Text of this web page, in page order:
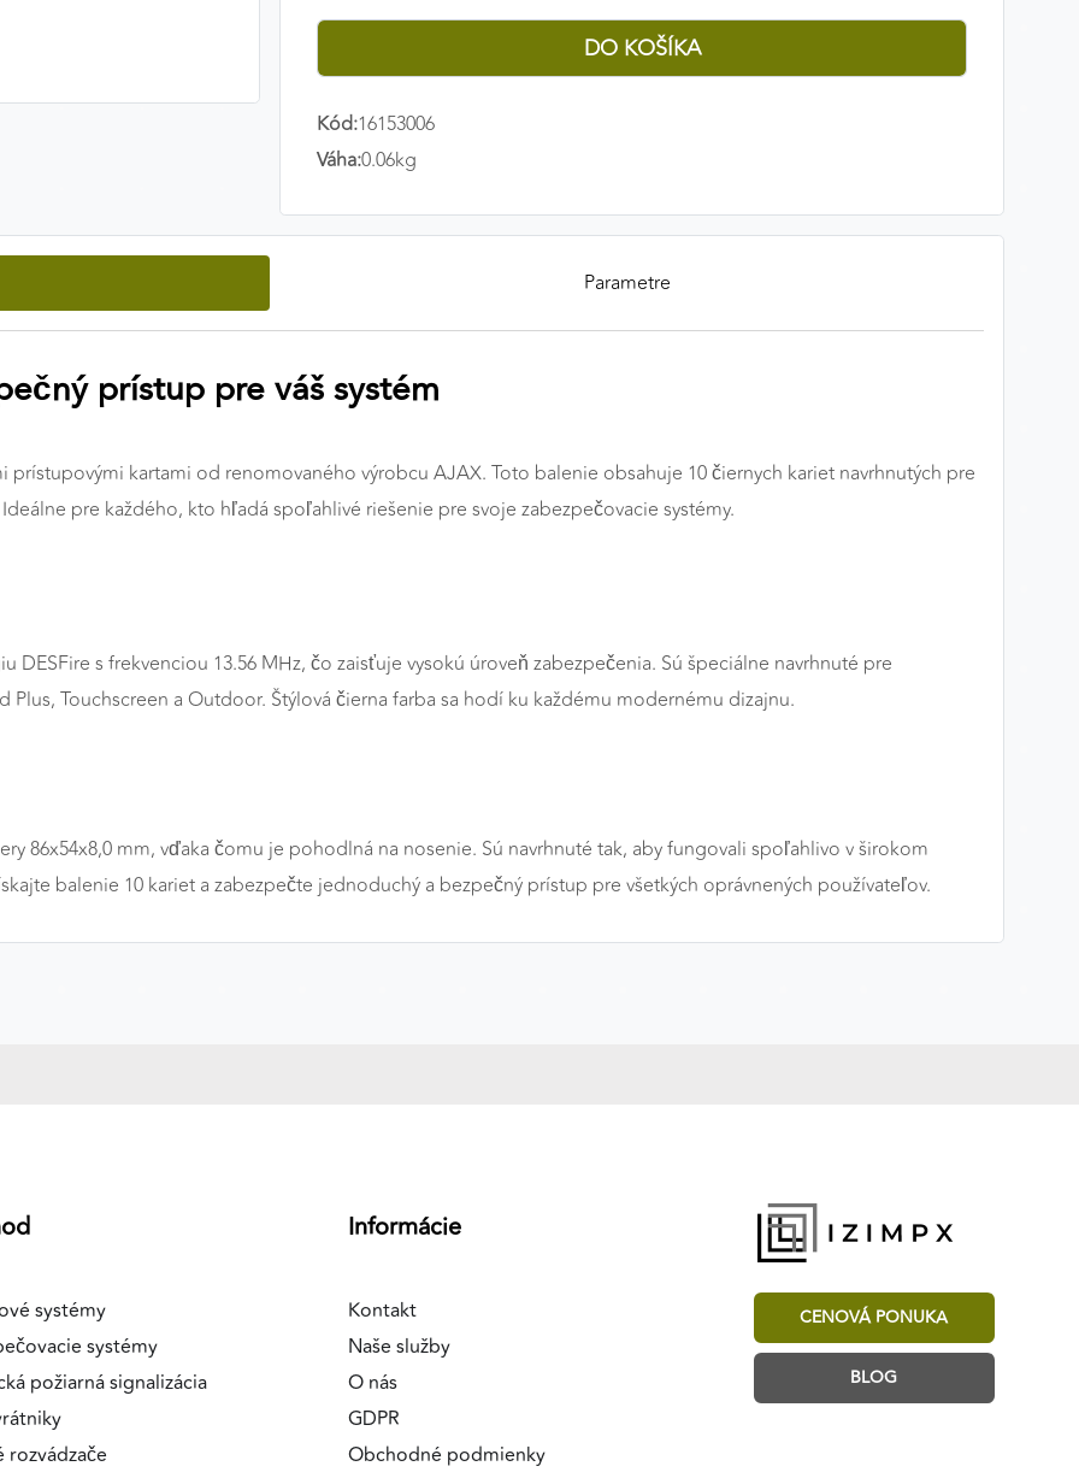
Kód:16153006
Váha:0.06kg
Parametre
prístup pre váš systém
kartami od renomovaného výrobcu AJAX. Toto balenie obsahuje 10 čiernych kariet navrhnutých pre
pre každého, kto hľadá spoľahlivé riešenie pre svoje zabezpečovacie systémy.
s frekvenciou 13.56 MHz, čo zaisťuje vysokú úroveň zabezpečenia. Sú špeciálne navrhnuté pre
Touchscreen a Outdoor. Štýlová čierna farba sa hodí ku každému modernému dizajnu.
86x54x8,0 mm, vďaka čomu je pohodlná na nosenie. Sú navrhnuté tak, aby fungovali spoľahlivo v širokom
balenie 10 kariet a zabezpečte jednoduchý a bezpečný prístup pre všetkých oprávnených používateľov.
systémy
systémy
požiarná signalizácia
rozvádzače
Informácie
Kontakt
Naše služby
O nás
GDPR
Obchodné podmienky
CENOVÁ PONUKA
BLOG